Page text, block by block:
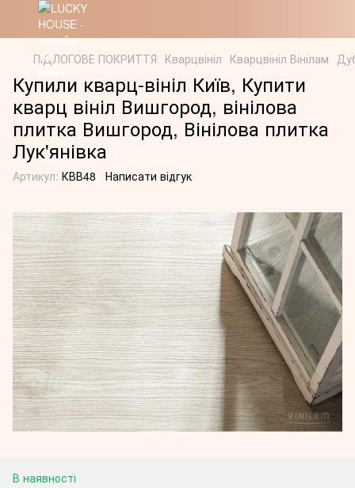
ПІДЛОГОВЕ ПОКРИТТЯ Кварцвініл Кварцвініл Вінілам
Купили кварц-вініл Київ, Купити
кварц вініл Вишгород, вінілова
плитка Вишгород, Вінілова плитка
Лук'янівка
Артикул: КВВ48 Написати відгук
В наявності